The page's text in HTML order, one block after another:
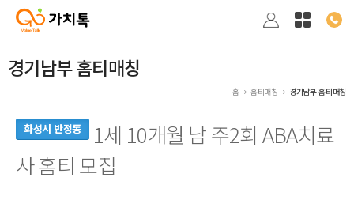
경기남부 홈티매칭
홈 홈티매칭 경기남부 홈티매칭
화성시 반정동
1세 10개월 남 주2회 ABA치료
사 홈티 모집